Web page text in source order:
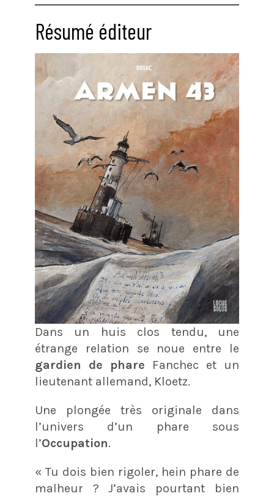
Résumé éditeur
Dans un huis clos tendu, une
étrange relation se noue entre le
gardien de phare Fanchec et un
lieutenant allemand, Kloetz.
Une plongée très originale dans
l’univers d’un phare sous
l’Occupation.
« Tu dois bien rigoler, hein phare de
malheur ? J’avais pourtant bien